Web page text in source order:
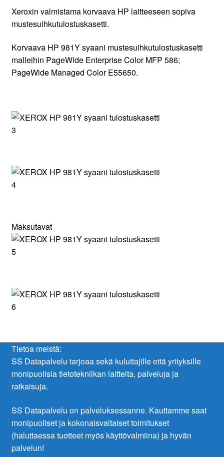
Xeroxin valmistama korvaava HP laitteeseen sopiva
mustesuihkutulostuskasetti.
Korvaava HP 981Y syaani mustesuihkutulostuskasetti
malleihin PageWide Enterprise Color MFP 586;
PageWide Managed Color E55650.
Maksutavat
Tietoa meistä:
SS Datapalvelu tarjoaa sekä kuluttajille että yrityksille
monipuolisia tietotekniikan laitteita, palveluja ja
ratkaisuja.
SS Datapalvelu on palveluksessanne. Kauttamme saat
monipuoliset ja kokonaisvaltaiset toimitukset
(haluttaessa tuotteet myös käyttövalmiina) ja hyvän
palvelun!